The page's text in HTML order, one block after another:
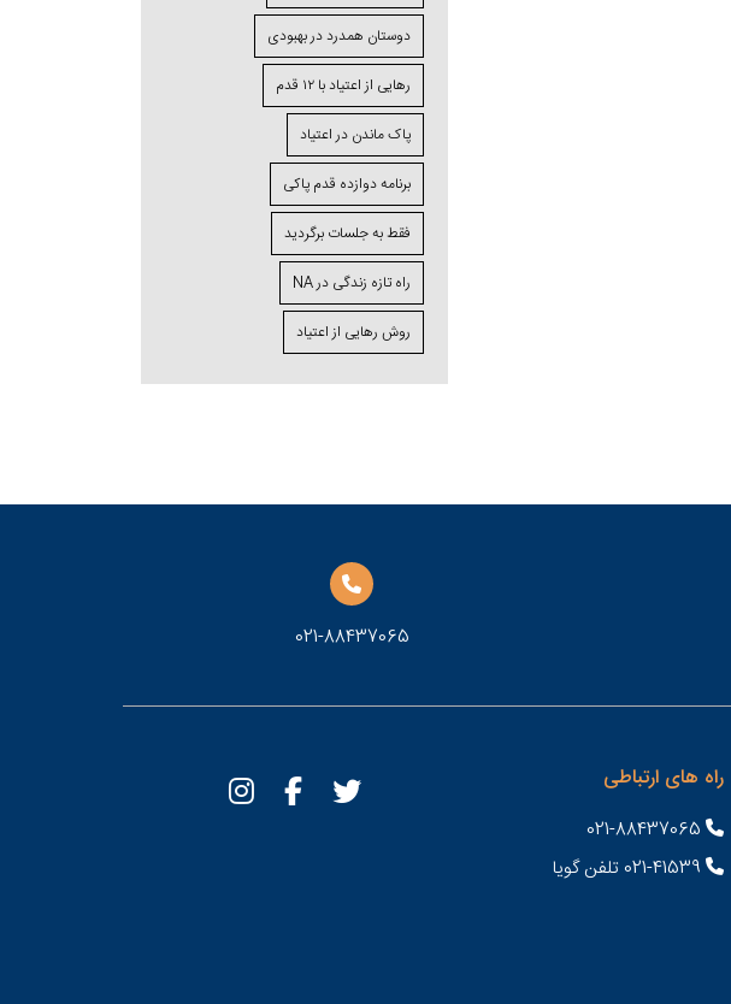
دوستان همدرد در بهبودی
رهایی از اعتیاد با ۱۲ قدم
پاک ماندن در اعتیاد
برنامه دوازده قدم پاکی
فقط به جلسات برگردید
راه تازه زندگی در NA
روش رهایی از اعتیاد
021-88437065
راه های ارتباطی